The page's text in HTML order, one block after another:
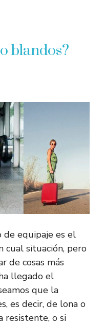
blandos?
de equipaje es el
cual situación, pero
de cosas más
llegado el
que la
es decir, de lona o
o si